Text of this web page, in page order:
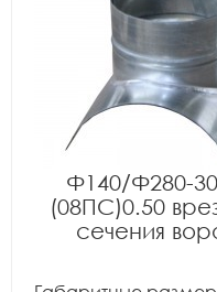
Ф140/Ф280-
(08ПС)0.50
сечения